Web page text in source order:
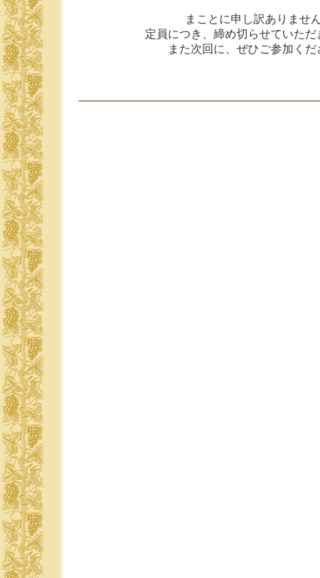
まことに申し訳ありませ
定員につき、締め切らせていた
また次回に、ぜひご参加くだ